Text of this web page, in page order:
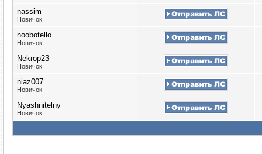
nassim
Новичок
noobotello_
Новичок
Nekrop23
Новичок
niaz007
Новичок
Nyashnitelny
Новичок